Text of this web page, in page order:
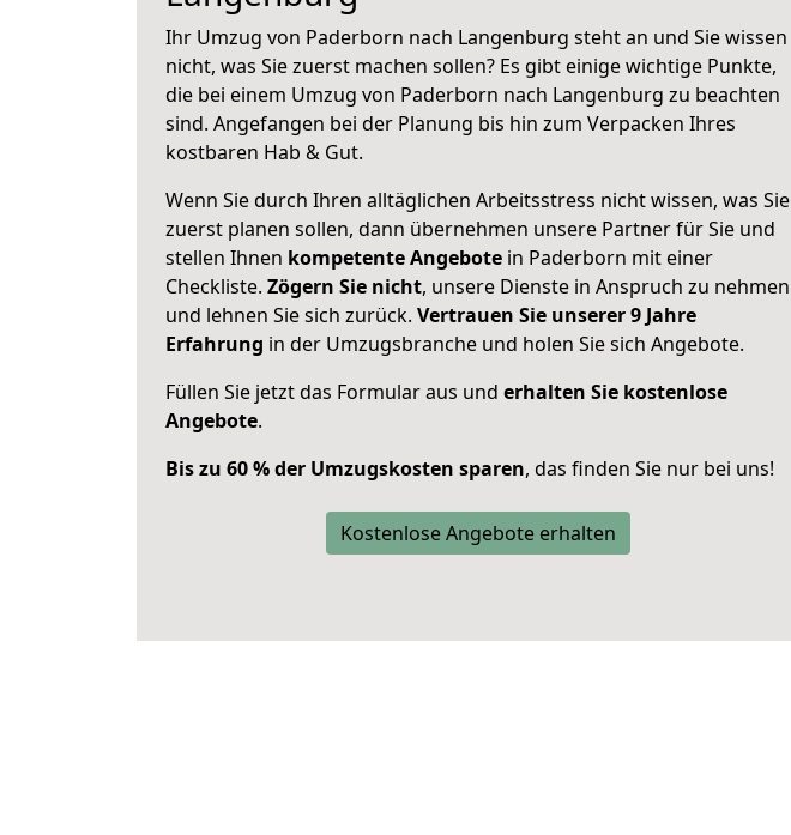
Ihr Umzug von Paderborn nach Langenburg steht an und Sie wissen
nicht, was Sie zuerst machen sollen? Es gibt einige wichtige Punkte,
die bei einem Umzug von Paderborn nach Langenburg zu beachten
sind. Angefangen bei der Planung bis hin zum Verpacken Ihres
kostbaren Hab & Gut.
Wenn Sie durch Ihren alltäglichen Arbeitsstress nicht wissen, was Sie
zuerst planen sollen, dann übernehmen unsere Partner für Sie und
stellen Ihnen kompetente Angebote in Paderborn mit einer
Checkliste. Zögern Sie nicht, unsere Dienste in Anspruch zu nehmen
und lehnen Sie sich zurück. Vertrauen Sie unserer 9 Jahre
Erfahrung in der Umzugsbranche und holen Sie sich Angebote.
Füllen Sie jetzt das Formular aus und erhalten Sie kostenlose
Angebote.
Bis zu 60 % der Umzugskosten sparen, das finden Sie nur bei uns!
Kostenlose Angebote erhalten